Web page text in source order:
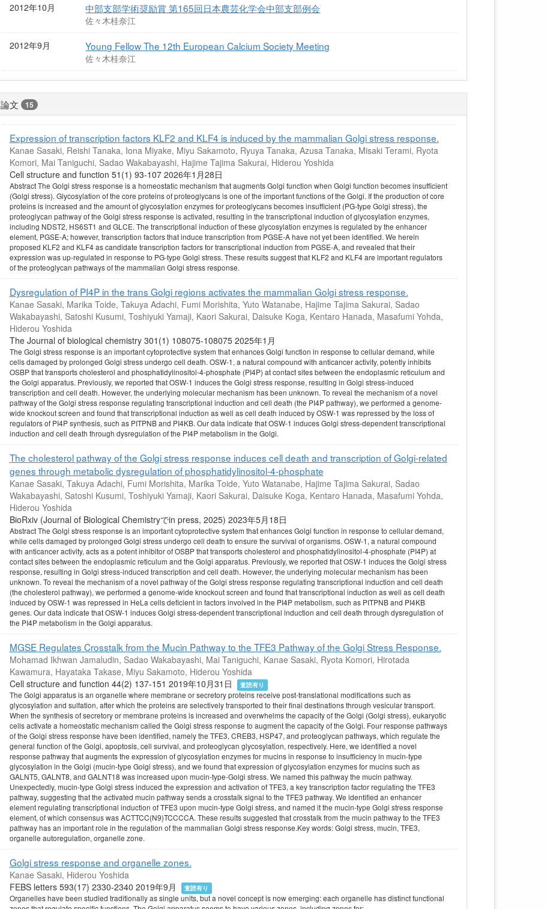
2012年10月 中部支部学術奨励賞 第165回日本農芸化学会中部支部例会
佐々木桂奈江
2012年9月 Young Fellow The 12th European Calcium Society Meeting
佐々木桂奈江
論文 15
Expression of transcription factors KLF2 and KLF4 is induced by the mammalian Golgi stress response.
Kanae Sasaki, Reishi Tanaka, Iona Miyake, Miyu Sakamoto, Ryuya Tanaka, Azusa Tanaka, Misaki Terami, Ryota
Komori, Mai Taniguchi, Sadao Wakabayashi, Hajime Tajima Sakurai, Hiderou Yoshida
Cell structure and function 51(1) 93-107 2026年1月28日
Abstract The Golgi stress response is a homeostatic mechanism that augments Golgi function when Golgi function becomes insufficient
(Golgi stress). Glycosylation of the core proteins of proteoglycans is one of the important functions of the Golgi. If the production of core
proteins is increased and the amount of glycosylation enzymes for proteoglycans becomes insufficient (PG-type Golgi stress), the
proteoglycan pathway of the Golgi stress response is activated, resulting in the transcriptional induction of glycosylation enzymes,
including NDST2, HS6ST1 and GLCE. The transcriptional induction of these glycosylation enzymes is regulated by the enhancer
element, PGSE-A; however, transcription factors that induce transcription from PGSE-A have not yet been identified. We herein
proposed KLF2 and KLF4 as candidate transcription factors for transcriptional induction from PGSE-A, and revealed that their
expression was up-regulated in response to PG-type Golgi stress. These results suggest that KLF2 and KLF4 are important regulators
of the proteoglycan pathways of the mammalian Golgi stress response.
Dysregulation of PI4P in the trans Golgi regions activates the mammalian Golgi stress response.
Kanae Sasaki, Marika Toide, Takuya Adachi, Fumi Morishita, Yuto Watanabe, Hajime Tajima Sakurai, Sadao
Wakabayashi, Satoshi Kusumi, Toshiyuki Yamaji, Kaori Sakurai, Daisuke Koga, Kentaro Hanada, Masafumi Yohda,
Hiderou Yoshida
The Journal of biological chemistry 301(1) 108075-108075 2025年1月
The Golgi stress response is an important cytoprotective system that enhances Golgi function in response to cellular demand, while
cells damaged by prolonged Golgi stress undergo cell death. OSW-1, a natural compound with anticancer activity, potently inhibits
OSBP that transports cholesterol and phosphatidylinositol-4-phosphate (PI4P) at contact sites between the endoplasmic reticulum and
the Golgi apparatus. Previously, we reported that OSW-1 induces the Golgi stress response, resulting in Golgi stress-induced
transcription and cell death. However, the underlying molecular mechanism has been unknown. To reveal the mechanism of a novel
pathway of the Golgi stress response regulating transcriptional induction and cell death (the PI4P pathway), we performed a genome-
wide knockout screen and found that transcriptional induction as well as cell death induced by OSW-1 was repressed by the loss of
regulators of PI4P synthesis, such as PITPNB and PI4KB. Our data indicate that OSW-1 induces Golgi stress-dependent transcriptional
induction and cell death through dysregulation of the PI4P metabolism in the Golgi.
The cholesterol pathway of the Golgi stress response induces cell death and transcription of Golgi-related
genes through metabolic dysregulation of phosphatidylinositol-4-phosphate
Kanae Sasaki, Takuya Adachi, Fumi Morishita, Marika Toide, Yuto Watanabe, Hajime Tajima Sakurai, Sadao
Wakabayashi, Satoshi Kusumi, Toshiyuki Yamaji, Kaori Sakurai, Daisuke Koga, Kentaro Hanada, Masafumi Yohda,
Hiderou Yoshida
BioRxiv (Journal of Biological Chemistryでin press, 2025) 2023年5月18日
Abstract The Golgi stress response is an important cytoprotective system that enhances Golgi function in response to cellular demand,
while cells damaged by prolonged Golgi stress undergo cell death to ensure the survival of organisms. OSW-1, a natural compound
with anticancer activity, acts as a potent inhibitor of OSBP that transports cholesterol and phosphatidylinositol-4-phosphate (PI4P) at
contact sites between the endoplasmic reticulum and the Golgi apparatus. Previously, we reported that OSW-1 induces the Golgi stress
response, resulting in Golgi stress-induced transcription and cell death. However, the underlying molecular mechanism has been
unknown. To reveal the mechanism of a novel pathway of the Golgi stress response regulating transcriptional induction and cell death
(the cholesterol pathway), we performed a genome-wide knockout screen and found that transcriptional induction as well as cell death
induced by OSW-1 was repressed in HeLa cells deficient in factors involved in the PI4P metabolism, such as PITPNB and PI4KB
genes. Our data indicate that OSW-1 induces Golgi stress-dependent transcriptional induction and cell death through dysregulation of
the PI4P metabolism in the Golgi apparatus.
MGSE Regulates Crosstalk from the Mucin Pathway to the TFE3 Pathway of the Golgi Stress Response.
Mohamad Ikhwan Jamaludin, Sadao Wakabayashi, Mai Taniguchi, Kanae Sasaki, Ryota Komori, Hirotada
Kawamura, Hayataka Takase, Miyu Sakamoto, Hiderou Yoshida
Cell structure and function 44(2) 137-151 2019年10月31日
査読有り
The Golgi apparatus is an organelle where membrane or secretory proteins receive post-translational modifications such as
glycosylation and sulfation, after which the proteins are selectively transported to their final destinations through vesicular transport.
When the synthesis of secretory or membrane proteins is increased and overwhelms the capacity of the Golgi (Golgi stress), eukaryotic
cells activate a homeostatic mechanism called the Golgi stress response to augment the capacity of the Golgi. Four response pathways
of the Golgi stress response have been identified, namely the TFE3, CREB3, HSP47, and proteoglycan pathways, which regulate the
general function of the Golgi, apoptosis, cell survival, and proteoglycan glycosylation, respectively. Here, we identified a novel
response pathway that augments the expression of glycosylation enzymes for mucins in response to insufficiency in mucin-type
glycosylation in the Golgi (mucin-type Golgi stress), and we found that expression of glycosylation enzymes for mucins such as
GALNT5, GALNT8, and GALNT18 was increased upon mucin-type-Golgi stress. We named this pathway the mucin pathway.
Unexpectedly, mucin-type Golgi stress induced the expression and activation of TFE3, a key transcription factor regulating the TFE3
pathway, suggesting that the activated mucin pathway sends a crosstalk signal to the TFE3 pathway. We identified an enhancer
element regulating transcriptional induction of TFE3 upon mucin-type Golgi stress, and named it the mucin-type Golgi stress response
element, of which consensus was ACTTCC(N9)TCCCCA. These results suggested that crosstalk from the mucin pathway to the TFE3
pathway has an important role in the regulation of the mammalian Golgi stress response.Key words: Golgi stress, mucin, TFE3,
organelle autoregulation, organelle zone.
Golgi stress response and organelle zones.
Kanae Sasaki, Hiderou Yoshida
FEBS letters 593(17) 2330-2340 2019年9月
査読有り
Organelles have been studied traditionally as single units, but a novel concept is now emerging: each organelle has distinct functional